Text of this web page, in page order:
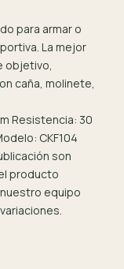
para armar o
La mejor
objetivo,
caña, molinete,
Resistencia: 30
CKF104
son
producto
equipo